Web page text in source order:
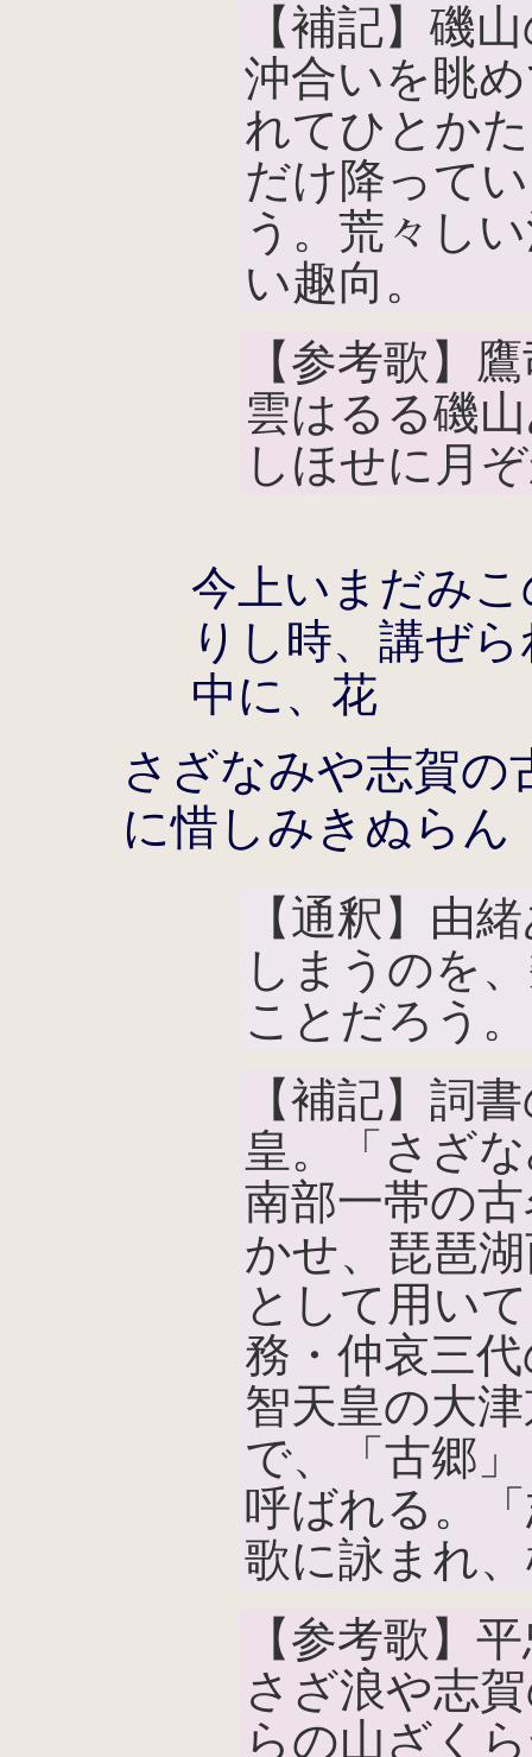
【補記】磯
沖合いを眺
れてひとか
だけ降って
う。荒々し
い趣向。
【参考歌】
雲はるる磯
しほせに月
今上いまだみ
りし時、講ぜ
中に、花
さざなみや志賀の
に惜しみきぬらん
【通釈】由
しまうのを
ことだろう。
【補記】詞
皇。「さざ
南部一帯の
かせ、琵琶
として用い
務・仲哀三
智天皇の大
で、「古郷
呼ばれる。
歌に詠まれ
【参考歌】
さざ浪や志
らの山ざく